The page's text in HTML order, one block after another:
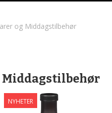
og Middagstilbehør
Middagstilbehør
NYHETER